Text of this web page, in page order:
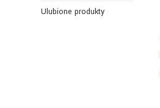
Ulubione produkty